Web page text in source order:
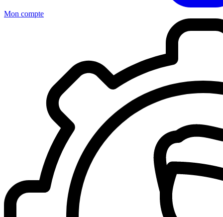
Mon compte